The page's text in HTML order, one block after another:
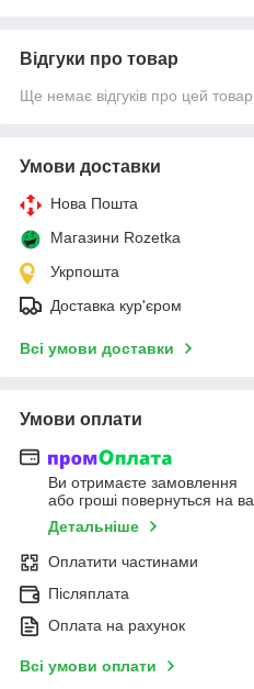
Відгуки про товар
Ще немає відгуків про цей товар
Умови доставки
Нова Пошта
Магазини Rozetka
Укрпошта
Доставка кур'єром
Всі умови доставки
Умови оплати
Ви отримаєте замовлення
або гроші повернуться на
Детальніше
Оплатити частинами
Післяплата
Оплата на рахунок
Всі умови оплати